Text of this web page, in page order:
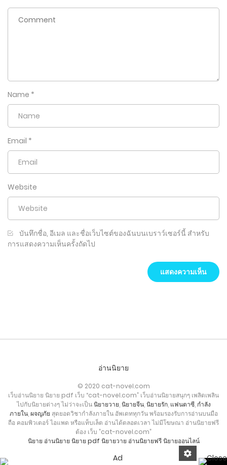
Name *
Email *
Website
บันทึกชื่อ, อีเมล และชื่อเว็บไซต์ของฉันบนเบราว์เซอร์นี้ สำหรับ
การแสดงความเห็นครั้งถัดไป
อ่านนิยาย
© 2020 cat-novel.com
เว็บอ่านนิยาย นิยาย pdf เว็บ “cat-novel.com” เว็บอ่านนิยายสนุกๆ เพลิดเพลิน
ไปกับนิยายต่างๆ ไม่ว่าจะเป็นนิยายวาย นิยายจีน, นิยายรัก, แฟนตาซี, กำลัง
ภายใน, ผจญภัย สุดยอดวิชากำลังภายใน อัพเดททุกวัน พร้อมรองรับการอ่านบนมือ
ถือ คอมพิวเตอร์ ไอแพด หรือแท็บเล็ต อ่านได้ตลอดเวลา ไม่มีโฆษณา อ่านนิยายฟรี
ต้อง เว็บ ”cat-novel.com”
นิยาย อ่านนิยาย นิยาย pdf นิยายวาย อ่านนิยายฟรี นิยายออนไลน์